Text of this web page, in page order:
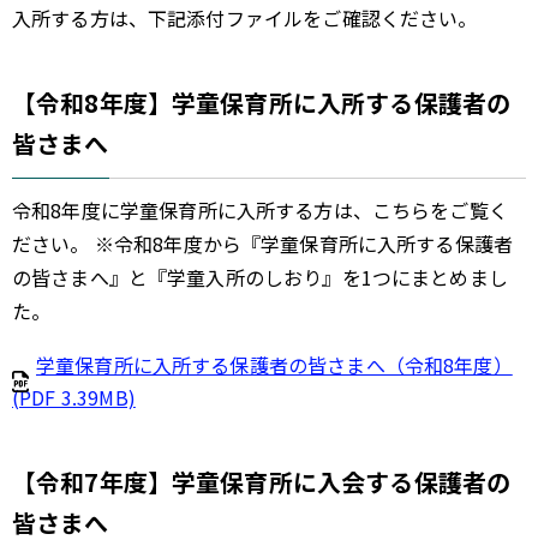
入所する方は、下記添付ファイルをご確認ください。
【令和8年度】学童保育所に入所する保護者の
皆さまへ
令和8年度に学童保育所に入所する方は、こちらをご覧く
ださい。 ※令和8年度から『学童保育所に入所する保護者
の皆さまへ』と『学童入所のしおり』を1つにまとめまし
た。
学童保育所に入所する保護者の皆さまへ（令和8年度）
(PDF 3.39MB)
【令和7年度】学童保育所に入会する保護者の
皆さまへ